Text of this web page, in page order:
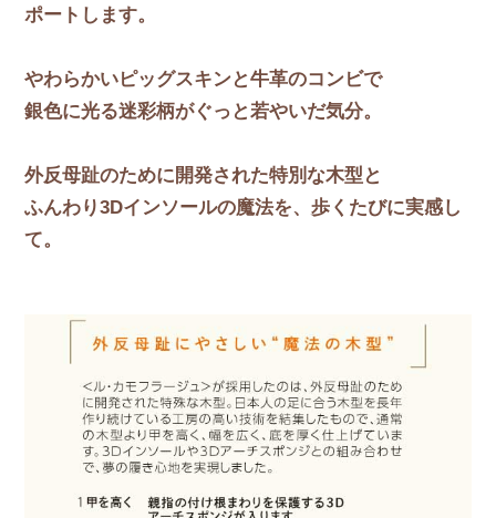
ポートします。
やわらかいピッグスキンと牛革のコンビで
銀色に光る迷彩柄がぐっと若やいだ気分。
外反母趾のために開発された特別な木型と
ふんわり3Dインソールの魔法を、歩くたびに実感し
て。